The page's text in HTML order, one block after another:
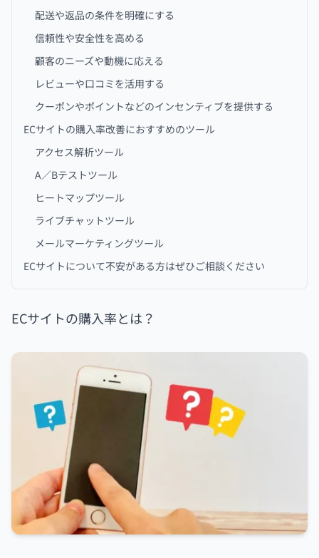
配送や返品の条件を明確にする
信頼性や安全性を高める
顧客のニーズや動機に応える
レビューや口コミを活用する
クーポンやポイントなどのインセンティブを提供する
ECサイトの購入率改善におすすめのツール
アクセス解析ツール
A／Bテストツール
ヒートマップツール
ライブチャットツール
メールマーケティングツール
ECサイトについて不安がある方はぜひご相談ください
ECサイトの購入率とは？